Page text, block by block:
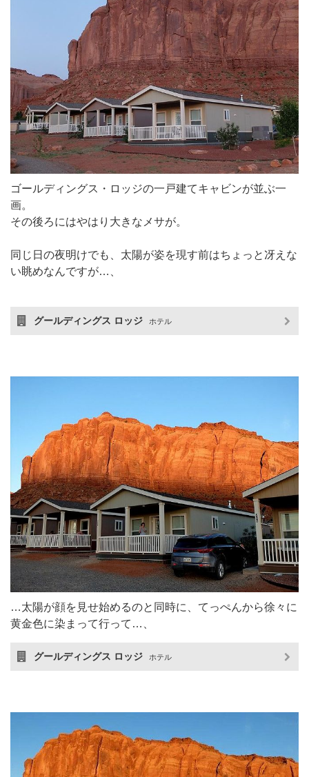
ゴールディングス・ロッジの一戸建てキャビンが並ぶ一
画。
その後ろにはやはり大きなメサが。
同じ日の夜明けでも、太陽が姿を現す前はちょっと冴えな
い眺めなんですが…、
グールディングス ロッジ ホテル
…太陽が顔を見せ始めるのと同時に、てっぺんから徐々に
黄金色に染まって行って…、
グールディングス ロッジ ホテル